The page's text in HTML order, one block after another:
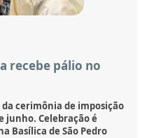
recebe pálio no
cerimônia de imposição
junho. Celebração é
Basílica de São Pedro